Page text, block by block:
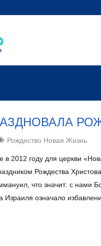
Рождество Новая Жизнь
в 2012 году для церкви
Рождества
что значит: с нами
означало